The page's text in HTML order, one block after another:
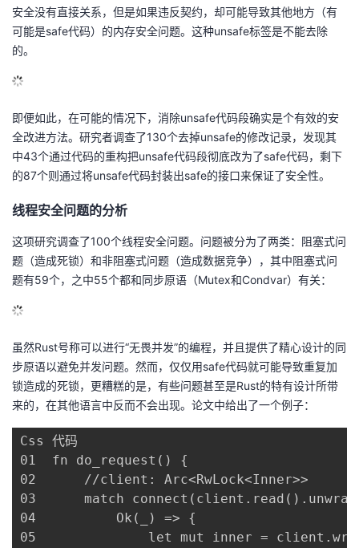
安全没有直接关系，但是如果违反契约，却可能导致其他地方（有
可能是safe代码）的内存安全问题。这种unsafe标签是不能去除
的。
即便如此，在可能的情况下，消除unsafe代码段确实是个有效的安
全改进方法。研究者调查了130个去掉unsafe的修改记录，发现其
中43个通过代码的重构把unsafe代码段彻底改为了safe代码，剩下
的87个则通过将unsafe代码封装出safe的接口来保证了安全性。
线程安全问题的分析
这项研究调查了100个线程安全问题。问题被分为了两类：阻塞式问
题（造成死锁）和非阻塞式问题（造成数据竞争），其中阻塞式问
题有59个，之中55个都和同步原语（Mutex和Condvar）有关：
虽然Rust号称可以进行“无畏并发”的编程，并且提供了精心设计的同
步原语以避免并发问题。然而，仅仅用safe代码就可能导致重复加
锁造成的死锁，更糟糕的是，有些问题甚至是Rust的特有设计所带
来的，在其他语言中反而不会出现。论文中给出了一个例子：
Css 代码
01	fn do_request() {
02	    //client: Arc<RwLock<Inner>>
03	    match connect(client.read().unwrap().m) {
04	        Ok(_) => {
05	            let mut inner = client.write().unwrap();